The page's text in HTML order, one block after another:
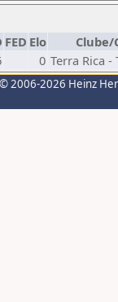
FED Elo
Clube/
0 Terra Rica -
© 2006-2026 Heinz